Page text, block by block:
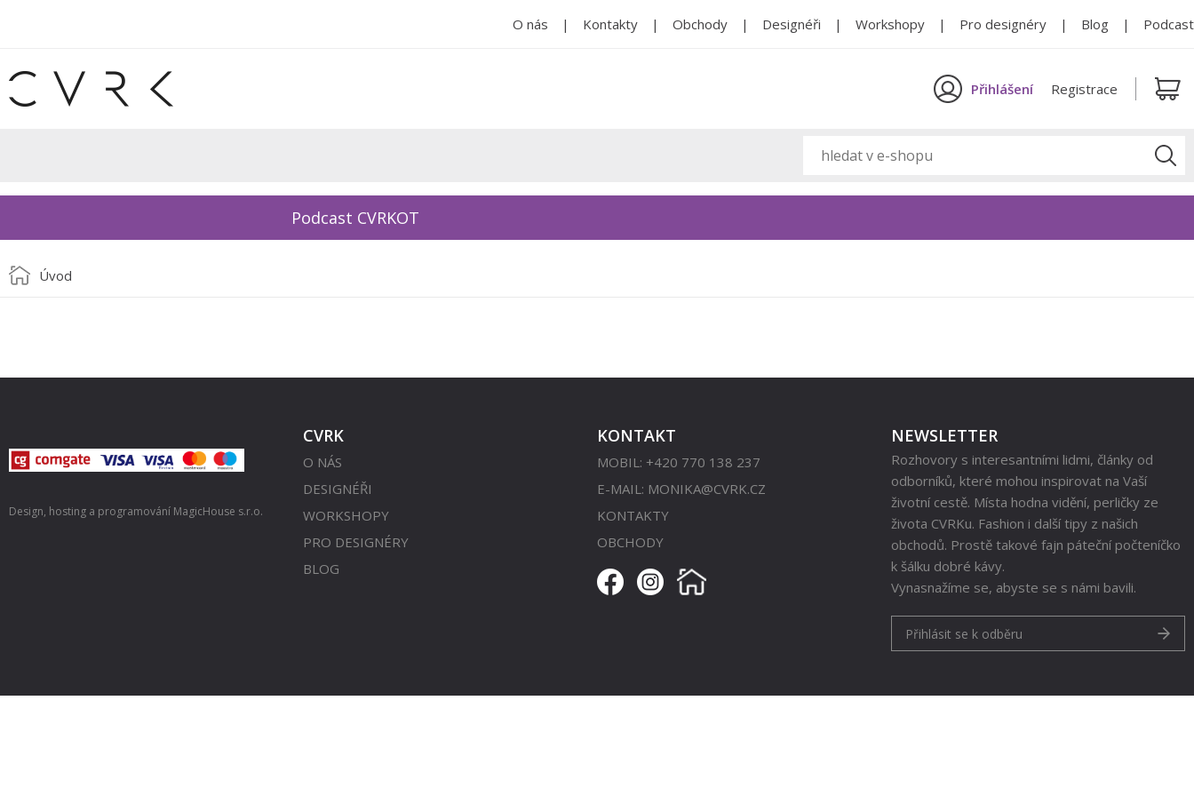
O nás Kontakty Obchody Designéři Workshopy Pro designéry Blog Podcast
Přihlášení Registrace
Podcast CVRKOT
Úvod
Design, hosting a programování MagicHouse s.r.o.
CVRK
O NÁS
DESIGNÉŘI
WORKSHOPY
PRO DESIGNÉRY
BLOG
KONTAKT
MOBIL: +420 770 138 237
E-MAIL: MONIKA@CVRK.CZ
KONTAKTY
OBCHODY
NEWSLETTER
Rozhovory s interesantními lidmi, články od
odborníků, které mohou inspirovat na Vaší
životní cestě. Místa hodna vidění, perličky ze
života CVRKu. Fashion i další tipy z našich
obchodů. Prostě takové fajn páteční počteníčko
k šálku dobré kávy.
Vynasnažíme se, abyste se s námi bavili.
Přihlásit se k odběru